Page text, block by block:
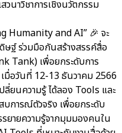
นาวิชาการเชิงนวัตกรรม
Humanity and AI” 🎉 จะ
ษฐ์ ร่วมมือกันสร้างสรรค์สื่อ
Tank) เพื่อยกระดับการ
มื่อวันที่ 12-13 ธันวาคม 2566
ลี่ยนความรู้ ได้ลอง Tools และ
บการณ์ตัวจริง เพื่อยกระดับ
ยายความรู้จากมุมมองคนใน